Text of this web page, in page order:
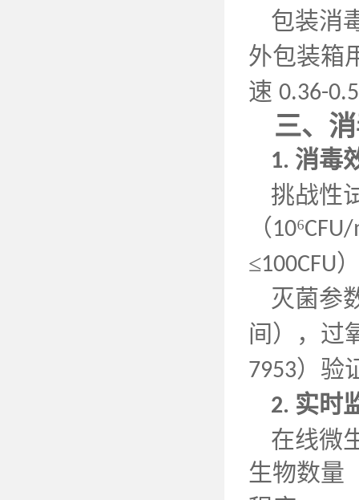
包装消
外包装箱
速 0.36-
三、
1. 消毒
挑战性
（10⁶
≤100CFU
灭菌参
间），过
7953）验
2. 实时
在线微
生物数量